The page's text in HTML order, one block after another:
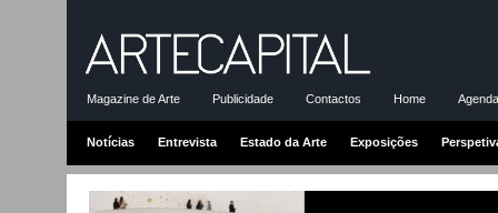
Magazine de Arte Publicidade Contactos Home
Notícias Entrevista Estado da Arte Exposições